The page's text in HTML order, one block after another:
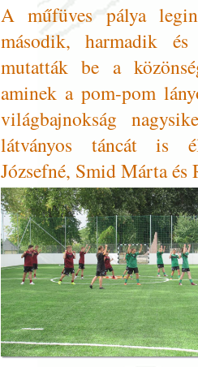
A műfüves pálya
második, harmadik
mutatták be a
aminek a pom-pom
világbajnokság
látványos táncát is
Józsefné, Smid Márta és